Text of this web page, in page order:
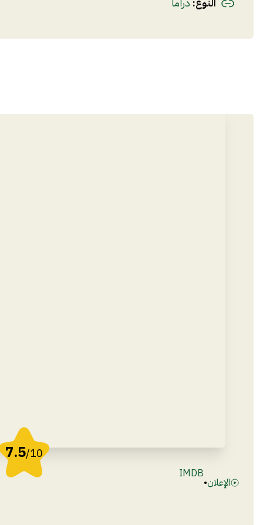
النوع:
7.5/10
الإعلان•
IMDB